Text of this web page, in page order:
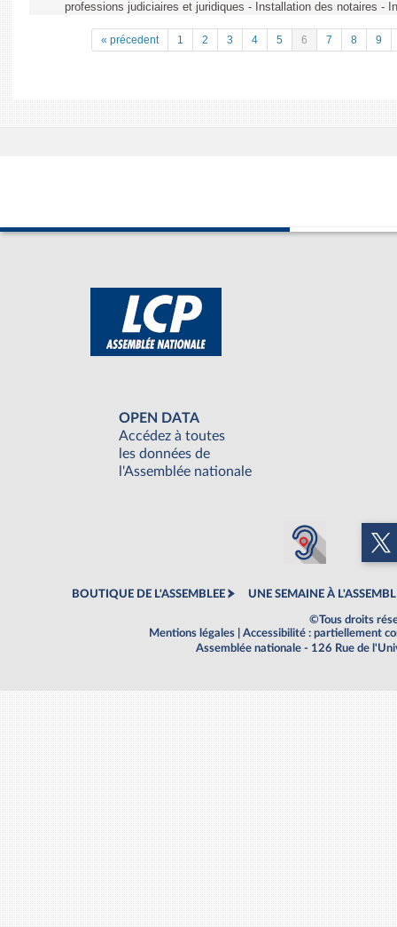
professions judiciaires et juridiques - Installation des notaires -
« précedent 1 2 3 4 5 6 7 8 9
OPEN DATA
Accédez à toutes
les données de
l'Assemblée nationale
BOUTIQUE DE L'ASSEMBLEE UNE SEMAINE À
©Tous droits
Mentions légales
Accessibilité : partiellement
Assemblée nationale - 126 Rue de